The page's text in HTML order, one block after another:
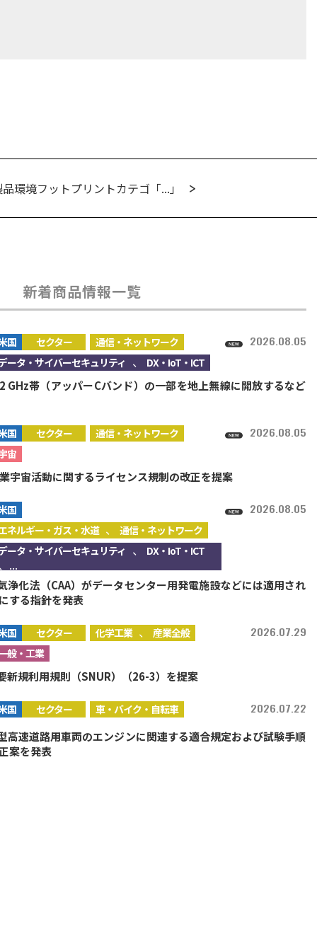
環境フットプリントカテゴ「...」
新着商品情報一覧
国 セクター
通信・ネットワーク
ータ・サイバーセキュリティ 、 DX・IoT・ICT
2026.08.05
GHz帯（アッパーCバンド）の一部を地上無線に開放するなど
国 セクター
通信・ネットワーク
宙
2026.08.05
宇宙活動に関するライセンス規制の改正を提案
国
ネルギー・ガス・水道 、通信・ネットワーク
ータ・サイバーセキュリティ 、 DX・IoT・ICT
...
2026.08.05
浄化法（CAA）がデータセンター用発電施設などには適用され
する指針を発表
国 セクター 化学工業 、産業全般
般・工業
2026.07.29
新規利用規則（SNUR）（26-3）を提案
国 セクター 車・バイク・自転車 2026.07.22
高速道路用車両のエンジンに関連する適合規定および試験手順
案を発表